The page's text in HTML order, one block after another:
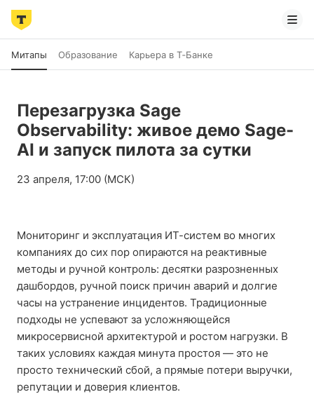
Митапы Образование Карьера в Т‑Банке
Перезагрузка Sage
Observability: живое демо Sage-
AI и запуск пилота за сутки
23 апреля, 17:00 (МСК)
Мониторинг и эксплуатация ИТ-систем во многих
компаниях до сих пор опираются на реактивные
методы и ручной контроль: десятки разрозненных
дашбордов, ручной поиск причин аварий и долгие
часы на устранение инцидентов. Традиционные
подходы не успевают за усложняющейся
микросервисной архитектурой и ростом нагрузки. В
таких условиях каждая минута простоя — это не
просто технический сбой, а прямые потери выручки,
репутации и доверия клиентов.